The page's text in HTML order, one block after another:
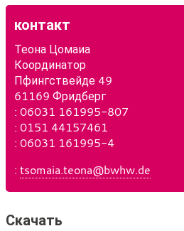
контакт
Теона Цомаиа
Координатор
Пфингствейде 49
61169 Фридберг
Т
е
л
ф
о
: 06031 161995-807
М
о
и
л
н
: 0151 44157461
Ф
к
с
: 06031 161995-4
Э
к
: tsomaia.teona@bwhw.de
Скачать